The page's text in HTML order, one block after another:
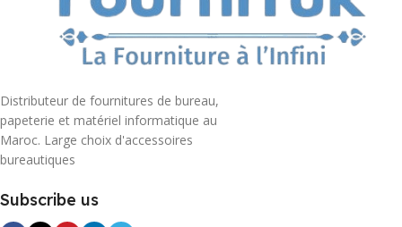
Distributeur de fournitures de bureau,
papeterie et matériel informatique au
Maroc. Large choix d'accessoires
bureautiques
Subscribe us